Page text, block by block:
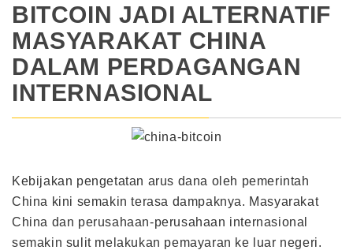
BITCOIN JADI ALTERNATIF
MASYARAKAT CHINA
DALAM PERDAGANGAN
INTERNASIONAL
Kebijakan pengetatan arus dana oleh pemerintah
China kini semakin terasa dampaknya. Masyarakat
China dan perusahaan-perusahaan internasional
semakin sulit melakukan pemayaran ke luar negeri.